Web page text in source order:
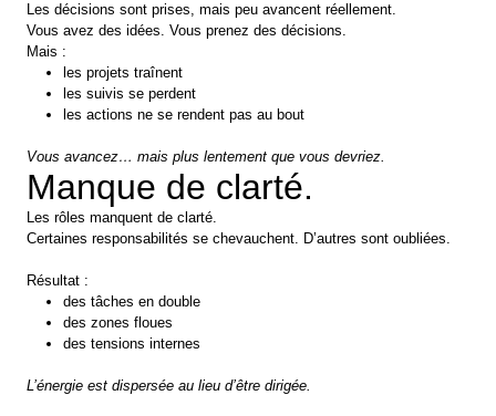
Les décisions sont prises, mais peu avancent réellement.
Vous avez des idées. Vous prenez des décisions.
Mais :
les projets traînent
les suivis se perdent
les actions ne se rendent pas au bout
Vous avancez… mais plus lentement que vous devriez.
Manque de clarté.
Les rôles manquent de clarté.
Certaines responsabilités se chevauchent. D’autres sont oubliées.
Résultat :
des tâches en double
des zones floues
des tensions internes
L’énergie est dispersée au lieu d’être dirigée.